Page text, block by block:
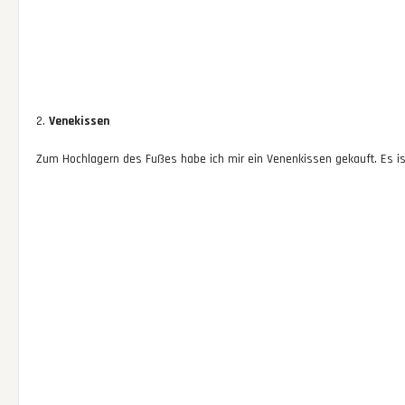
2.Venekissen
Zum Hochlagern des Fußes habe ich mir ein Venenkissen gekauft.